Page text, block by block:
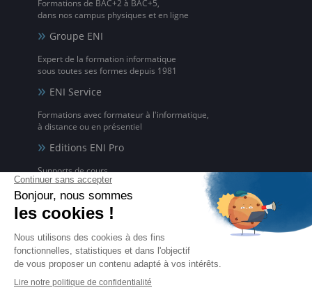
Formations de BAC+2 à BAC+5,
dans nos campus physiques et en ligne
Groupe ENI
Expert de la formation informatique
sous toutes ses formes depuis 1981
ENI Service
Formations avec formateur à l'informatique,
à distance ou en présentiel
Editions ENI Pro
Supports de cours
pour les organismes de formation
ENI elearning
La solution de formation à l'informatique en ligne,
disponible en 5 langues
Certifications ENI
Certifications à l'informatique